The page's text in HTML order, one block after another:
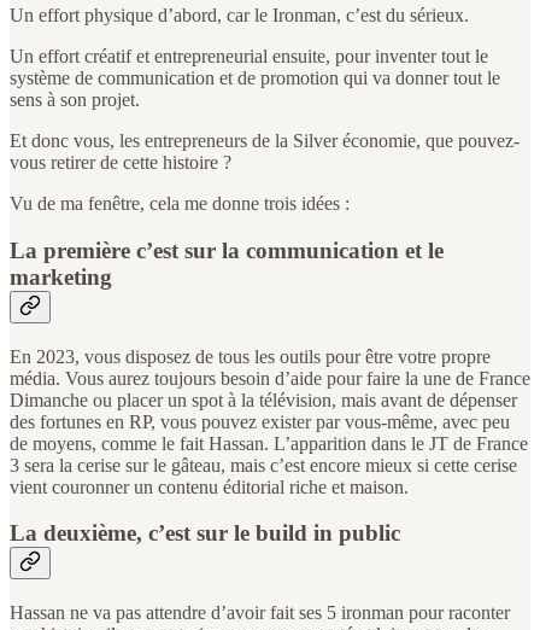
Un effort physique d’abord, car le Ironman, c’est du sérieux.
Un effort créatif et entrepreneurial ensuite, pour inventer tout le
système de communication et de promotion qui va donner tout le
sens à son projet.
Et donc vous, les entrepreneurs de la Silver économie, que pouvez-
vous retirer de cette histoire ?
Vu de ma fenêtre, cela me donne trois idées :
La première c’est sur la communication et le
marketing
En 2023, vous disposez de tous les outils pour être votre propre
média. Vous aurez toujours besoin d’aide pour faire la une de France
Dimanche ou placer un spot à la télévision, mais avant de dépenser
des fortunes en RP, vous pouvez exister par vous-même, avec peu
de moyens, comme le fait Hassan. L’apparition dans le JT de France
3 sera la cerise sur le gâteau, mais c’est encore mieux si cette cerise
vient couronner un contenu éditorial riche et maison.
La deuxième, c’est sur le build in public
Hassan ne va pas attendre d’avoir fait ses 5 ironman pour raconter